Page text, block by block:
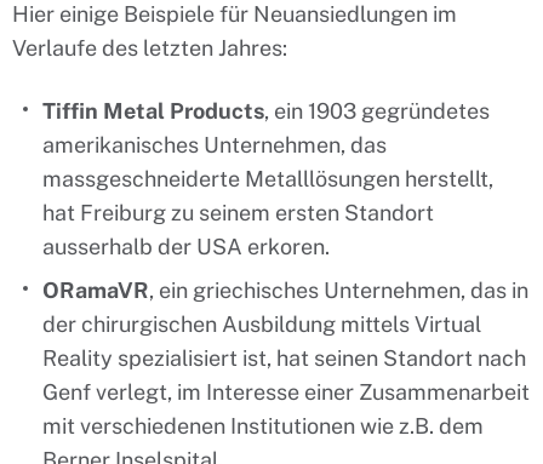
Hier einige Beispiele für Neuansiedlungen im
Verlaufe des letzten Jahres:
Tiffin Metal Products, ein 1903 gegründetes
amerikanisches Unternehmen, das
massgeschneiderte Metalllösungen herstellt,
hat Freiburg zu seinem ersten Standort
ausserhalb der USA erkoren.
ORamaVR, ein griechisches Unternehmen, das in
der chirurgischen Ausbildung mittels Virtual
Reality spezialisiert ist, hat seinen Standort nach
Genf verlegt, im Interesse einer Zusammenarbeit
mit verschiedenen Institutionen wie z.B. dem